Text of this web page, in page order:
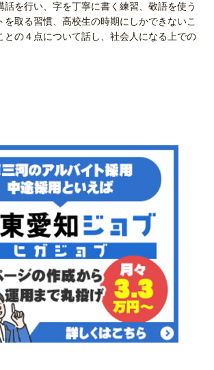
話を行い、字を丁寧に書く練習、敬語を使う
を取る習慣、高校生の時期にしかできないこ
との４点について話し、社会人になる上での